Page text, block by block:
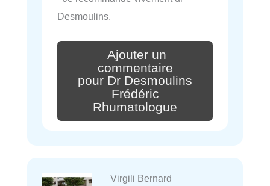
Desmoulins.
Ajouter un
commentaire
pour Dr Desmoulins
Frédéric
Rhumatologue
Virgili Bernard